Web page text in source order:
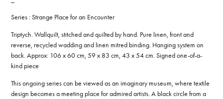
Series : Strange Place for an Encounter
Triptych. Wallquilt, stitched and quilted by hand. Pure linen, front and
reverse, recycled wadding and linen mitred binding. Hanging system on
back. Approx: 106 x 60 cm, 59 x 83 cm, 43 x 54 cm. Signed one-of-a-
kind piece
This ongoing series can be viewed as an imaginary museum, where textile
design becomes a meeting place for admired artists. A black circle from a